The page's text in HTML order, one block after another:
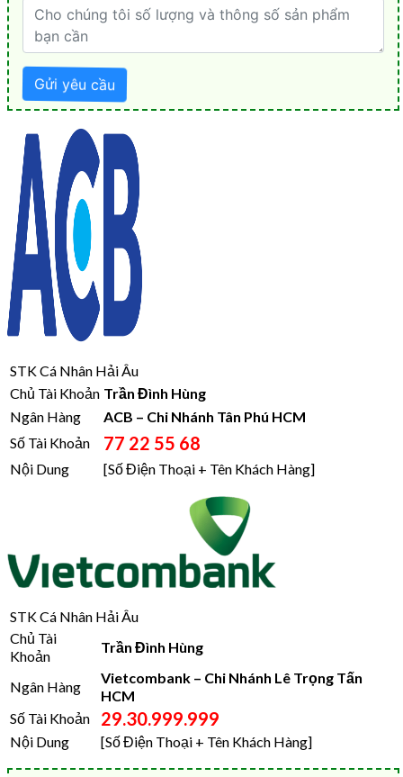
STK Cá Nhân Hải Âu
Chủ Tài Khoản Trần Đình Hùng
Ngân Hàng
ACB – Chi Nhánh Tân Phú HCM
Số Tài Khoản
77 22 55 68
Nội Dung [Số Điện Thoại + Tên Khách Hàng]
STK Cá Nhân Hải Âu
Chủ Tài
Khoản
Trần Đình Hùng
Ngân Hàng
Vietcombank – Chi Nhánh Lê Trọng Tấn
HCM
Số Tài Khoản
29.30.999.999
Nội Dung [Số Điện Thoại + Tên Khách Hàng]